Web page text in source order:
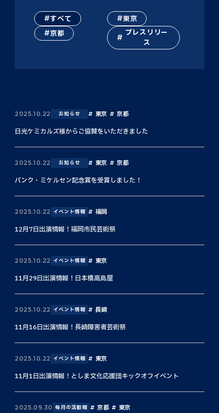
すべて
東京
京都
プレスリリー
ス
2025.10.22 お知らせ 東京 京都
日光ケミカルズ様からご協賛をいただきました
2025.10.22 お知らせ 東京 京都
バンク・ミケルセン記念賞を受賞しました！
2025.10.22 イベント情報 福岡
12月7日出演情報！福岡市民芸術祭
2025.10.22 イベント情報 東京
11月29日出演情報！日本橋高島屋
2025.10.22 イベント情報 長崎
11月16日出演情報！長崎障害者芸術祭
2025.10.22 イベント情報 東京
11月1日出演情報！としま文化応援団キックオフイベント
2025.09.30 毎月の活動報
京都 東京